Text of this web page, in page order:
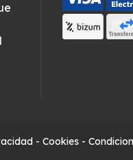
- Cookies -